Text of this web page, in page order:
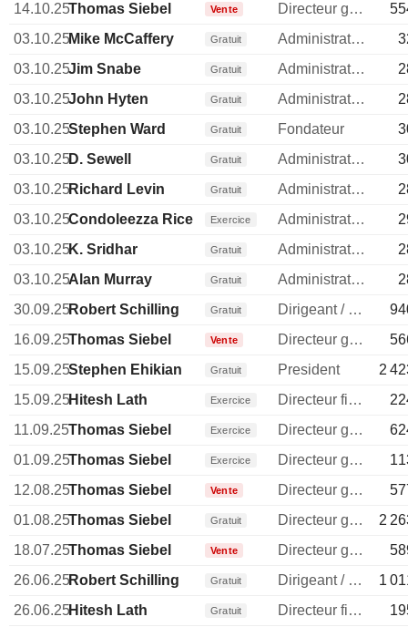
14.10.25Thomas Siebel Vente Directeur general
03.10.25Mike McCaffery Gratuit Administrateur
03.10.25Jim Snabe Gratuit Administrateur
03.10.25John Hyten Gratuit Administrateur
03.10.25Stephen Ward Gratuit Fondateur
03.10.25D. Sewell Gratuit Administrateur
03.10.25Richard Levin Gratuit Administrateur
03.10.25Condoleezza Rice Exercice Administrateur
03.10.25K. Sridhar Gratuit Administrateur
03.10.25Alan Murray Gratuit Administrateur
30.09.25Robert Schilling Gratuit Dirigeant / cadre principal
16.09.25Thomas Siebel Vente Directeur general
15.09.25Stephen Ehikian Gratuit President
2
15.09.25Hitesh Lath Exercice Directeur financier
11.09.25Thomas Siebel Exercice Directeur general
01.09.25Thomas Siebel Exercice Directeur general
12.08.25Thomas Siebel Vente Directeur general
01.08.25Thomas Siebel Gratuit Directeur general
2
18.07.25Thomas Siebel Vente Directeur general
26.06.25Robert Schilling Gratuit Dirigeant / cadre principal
1
26.06.25Hitesh Lath Gratuit Directeur financier